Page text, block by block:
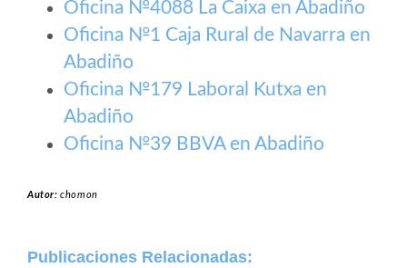
Oficina №4088 La Caixa en Abadiño
Oficina №1 Caja Rural de Navarra en
Abadiño
Oficina №179 Laboral Kutxa en
Abadiño
Oficina №39 BBVA en Abadiño
Autor:chomon
Publicaciones Relacionadas: